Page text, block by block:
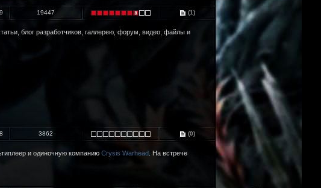
19447 (1)
блог разработчиков, галлерею, форум, видео, файлы и
3862 (0)
и одиночную компанию Crysis Warhead. На встрече